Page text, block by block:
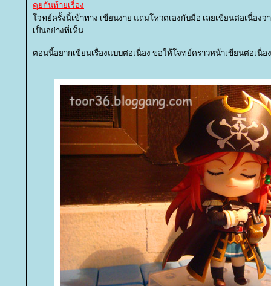
คุยกันท้ายเรื่อง
จทย์ครั้งนี้เข้าทาง เขียนง่าย แถมโหวตเองกับมือ เลยเขียนต่อเนื่อง
เป็นอย่างที่เห็น
ตอนนี้อยากเขียนเรื่องแบบต่อเนื่อง ขอให้โจทย์คราวหน้าเขียนต่อเนื่อ